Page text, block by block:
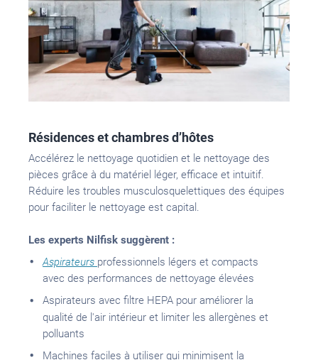
Résidences et chambres d’hôtes
Accélérez le nettoyage quotidien et le nettoyage des
pièces grâce à du matériel léger, efficace et intuitif.
Réduire les troubles musculosquelettiques des équipes
pour faciliter le nettoyage est capital.
Les experts Nilfisk suggèrent :
Aspirateurs professionnels légers et compacts
avec des performances de nettoyage élevées
Aspirateurs avec filtre HEPA pour améliorer la
qualité de l'air intérieur et limiter les allergènes et
polluants
Machines faciles à utiliser qui minimisent la